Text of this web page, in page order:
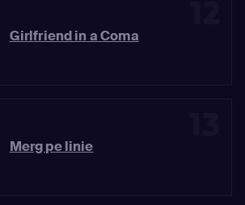
Girlfriend in a Coma
Merg pe linie